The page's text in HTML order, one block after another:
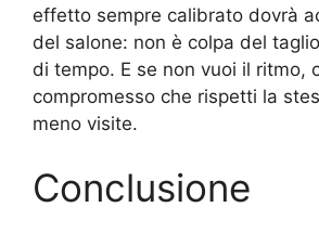
effetto sempre calibrato dovrà
del salone: non è colpa del
di tempo. E se non vuoi il ritmo,
compromesso che rispetti la
meno visite.
Conclusione